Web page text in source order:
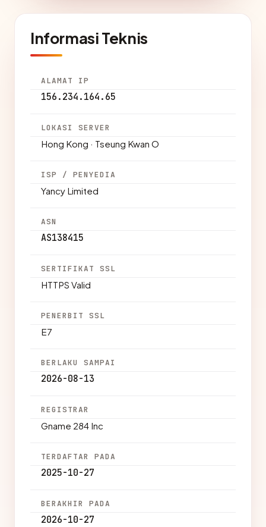
Informasi Teknis
ALAMAT IP
156.234.164.65
LOKASI SERVER
Hong Kong · Tseung Kwan O
ISP / PENYEDIA
Yancy Limited
ASN
AS138415
SERTIFIKAT SSL
HTTPS Valid
PENERBIT SSL
E7
BERLAKU SAMPAI
2026-08-13
REGISTRAR
Gname 284 Inc
TERDAFTAR PADA
2025-10-27
BERAKHIR PADA
2026-10-27